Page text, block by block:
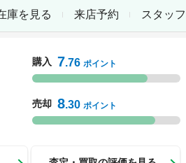
庫を見る 来店予約 スタッフ
購入 7.76 ポイント
売却 8.30 ポイント